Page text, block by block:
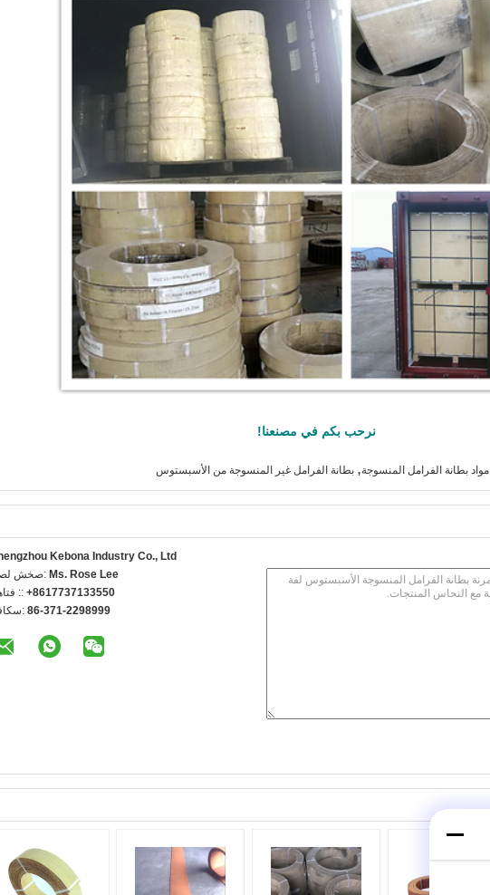
نرحب بكم في مصنعنا!
مواد بطانة الفرامل المنسوجة, بطانة الفرامل غير المنسوجة من الأسبستوس
Kebona Industry Co., Ltd
اتصل Ms. Rose Lee
+8617737133550
86-371-2298999